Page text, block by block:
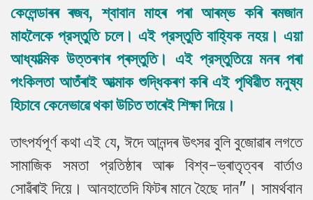
কেলেন্ডাৰৰ ৰজব, শ্বাবান মাহৰ পৰা আৰম্ভ কৰি ৰমজান
মাহলৈকে প্রস্তুতি চলে। এই প্রস্তুতি বাহ্যিক নহয়। এয়া
আধ্যাত্মিক উত্তৰণৰ প্ৰস্তুতি। এই প্রস্তুতিয়ে মনৰ পৰা
পংকিলতা আতঁৰাই আত্মাক শুদ্ধিকৰণ কৰি এই পৃথিৱীত মনুষ্য
হিচাবে কেনেভাৱে থকা উচিত তাৰেই শিক্ষা দিয়ে।
তাৎপর্যপূর্ণ কথা এই যে, ঈদে আনন্দৰ উৎসৱ বুলি বুজোৱাৰ লগতে
সামাজিক সমতা প্রতিষ্ঠাৰ আৰু বিশ্ব-ভ্ৰাতৃত্বৰ বাৰ্তাও
সোৱঁৰাই দিয়ে। আনহাতেদি ফিটৰ মানে হৈছে দান"। সামর্থবান